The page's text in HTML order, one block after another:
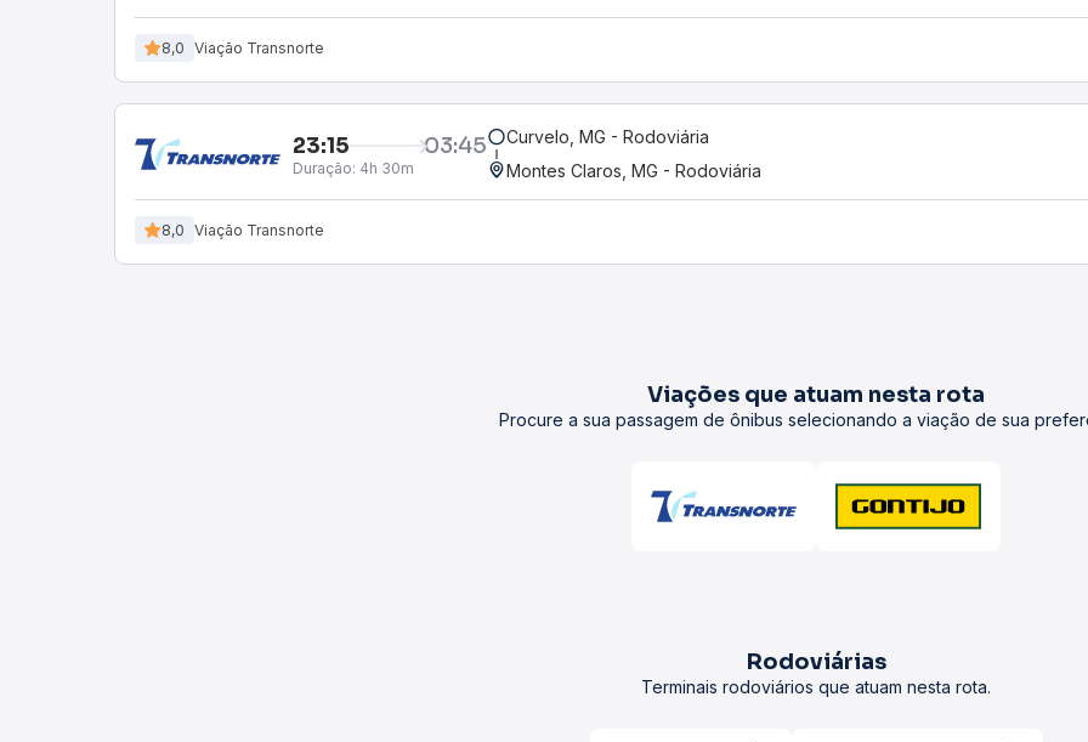
8,0 Viação Transnorte
23:15 03:45
Duração: 4h 30m
Curvelo, MG - Rodoviária
Montes Claros, MG - Rodoviária
8,0 Viação Transnorte
Viações que atuam nesta rota
Procure a sua passagem de ônibus selecionando a viação de sua
Rodoviárias
Terminais rodoviários que atuam nesta rota.